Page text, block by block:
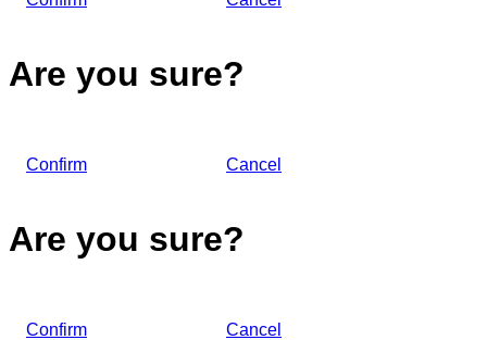
Are you sure?
Confirm Cancel
Are you sure?
Confirm Cancel